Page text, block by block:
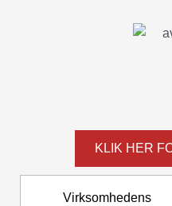
KLIK HER
Virksomhedens